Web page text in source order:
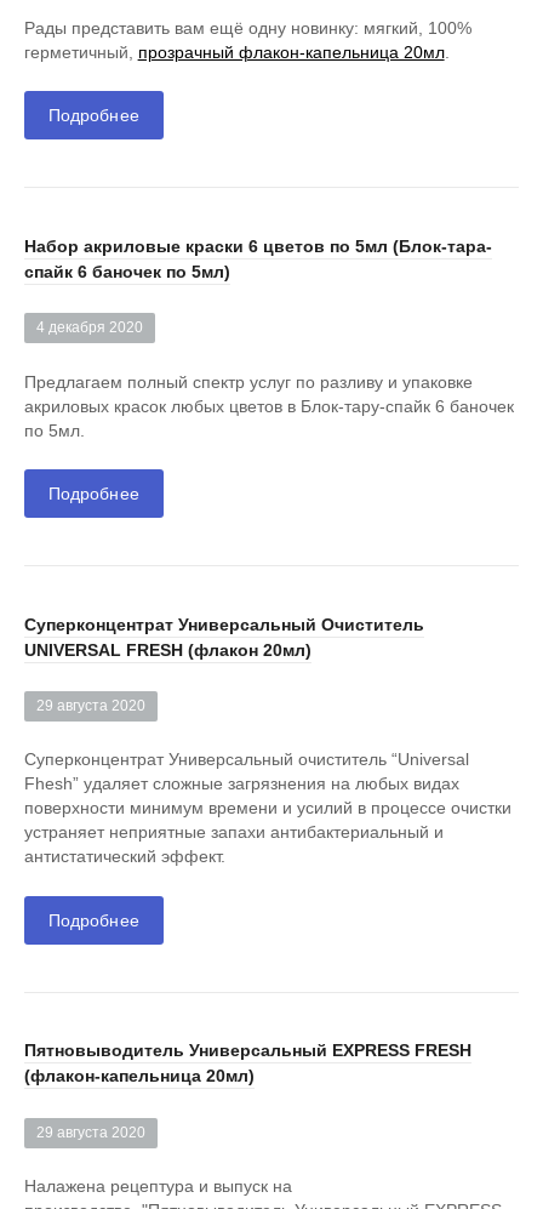
Рады представить вам ещё одну новинку: мягкий, 100%
герметичный, прозрачный флакон-капельница 20мл.
Подробнее
Набор акриловые краски 6 цветов по 5мл (Блок-тара-
спайк 6 баночек по 5мл)
4 декабря 2020
Предлагаем полный спектр услуг по разливу и упаковке
акриловых красок любых цветов в Блок-тару-спайк 6 баночек
по 5мл.
Подробнее
Суперконцентрат Универсальный Очиститель
UNIVERSAL FRESH (флакон 20мл)
29 августа 2020
Суперконцентрат Универсальный очиститель “Universal
Fhesh” удаляет сложные загрязнения на любых видах
поверхности минимум времени и усилий в процессе очистки
устраняет неприятные запахи антибактериальный и
антистатический эффект.
Подробнее
Пятновыводитель Универсальный EXPRESS FRESH
(флакон-капельница 20мл)
29 августа 2020
Налажена рецептура и выпуск на